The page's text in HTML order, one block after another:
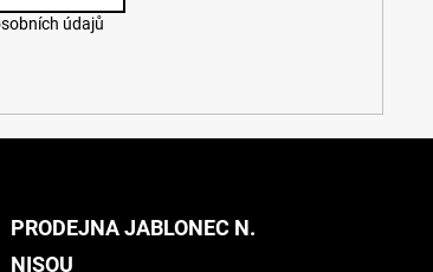
údajů
PRODEJNA JABLONEC N.
NISOU